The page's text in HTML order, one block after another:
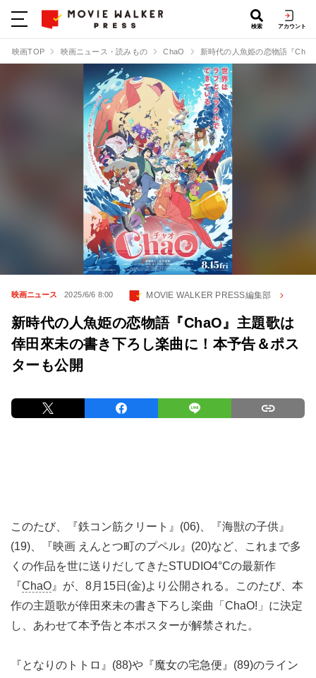
検索 アカウント
映画TOP 映画ニュース・読みもの ChaO 新時代の人魚姫の恋物語『
映画ニュース 2025/6/6 8:00 MOVIE WALKER PRESS編集部
新時代の人魚姫の恋物語『ChaO』主題歌は
倖田來未の書き下ろし楽曲に！本予告＆ポス
ターも公開
このたび、『鉄コン筋クリート』(06)、『海獣の子供』
(19)、『映画 えんとつ町のプペル』(20)など、これまで多
くの作品を世に送りだしてきたSTUDIO4°Cの最新作
『ChaO 』が、8月15日(金)より公開される。このたび、本
作の主題歌が倖田來未の書き下ろし楽曲「ChaO!」に決定
し、あわせて本予告と本ポスターが解禁された。
『となりのトトロ』(88)や『魔女の宅急便』(89)のライン